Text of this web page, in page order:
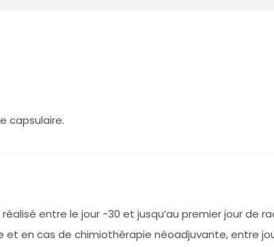
capsulaire.
entre le jour -30 et jusqu’au premier jour de
en cas de chimiothérapie néoadjuvante, entre